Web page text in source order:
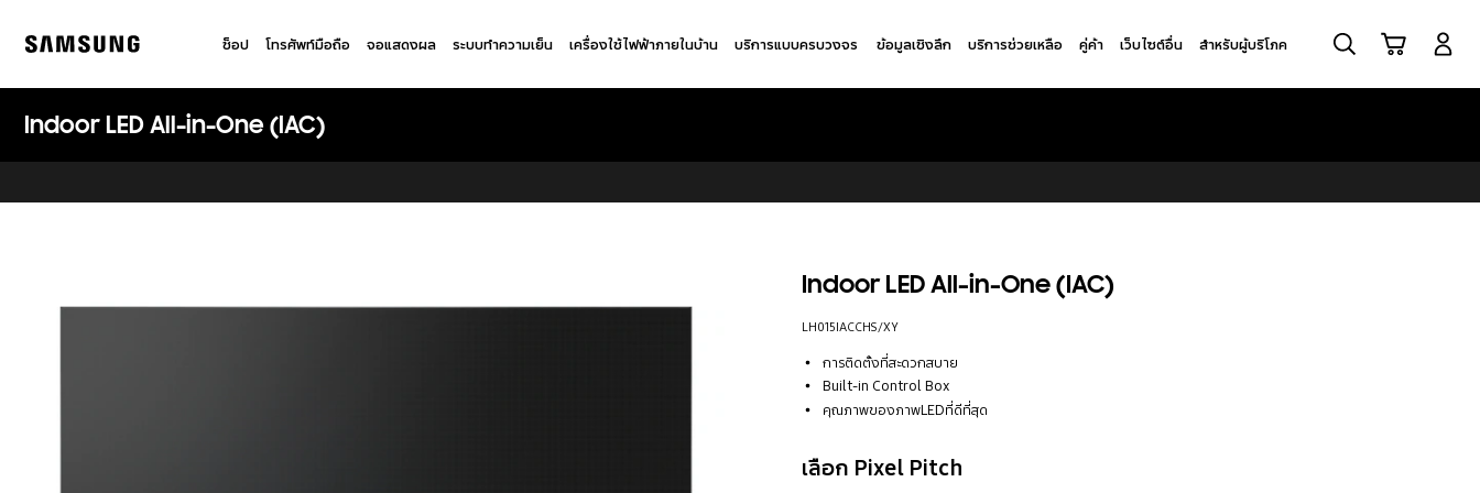
content
ช็อป โทรศัพท์มือถือ จอแสดงผล ระบบทำความเย็น เครื่องใช้ไฟฟ้าภายในบ้าน บริการแบบครบวงจร ข้อมูลเชิงลึก บริการช่วยเหลือ คู่ค้า เว็บไซต์อื่น สำหรับผู้บริโภค
Indoor LED All-in-One (IAC)
Indoor LED All-in-One (IAC)
LH015IACCHS/XY
การติดตั้งที่สะดวกสบาย
Built-in Control Box
คุณภาพของภาพLEDที่ดีที่สุด
เลือก Pixel Pitch